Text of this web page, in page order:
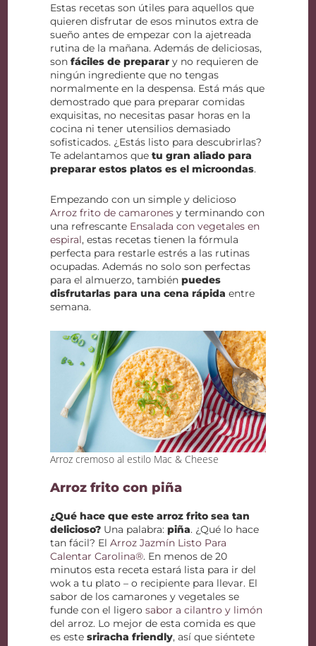
Estas recetas son útiles para aquellos que
quieren disfrutar de esos minutos extra de
sueño antes de empezar con la ajetreada
rutina de la mañana. Además de deliciosas,
sonfáciles de preparar y no requieren de
ningún ingrediente que no tengas
normalmente en la despensa. Está más que
demostrado que para preparar comidas
exquisitas, no necesitas pasar horas en la
cocina ni tener utensilios demasiado
sofisticados. ¿Estás listo para descubrirlas?
Te adelantamos quetu gran aliado para
preparar estos platos es el microondas.
Empezando con un simple y delicioso
Arroz frito de camarones y terminando con
una refrescante Ensalada con vegetales en
espiral, estas recetas tienen la fórmula
perfecta para restarle estrés a las rutinas
ocupadas. Además no solo son perfectas
para el almuerzo, tambiénpuedes
disfrutarlas para una cena rápida entre
semana.
Arroz cremoso al estilo Mac & Cheese
Arroz frito con piña
¿Qué hace que este arroz frito sea tan
delicioso? Una palabra:piña. ¿Qué lo hace
tan fácil? ElArroz Jazmín Listo Para
Calentar Carolina®. En menos de 20
minutos esta receta estará lista para ir del
wok a tu plato – o recipiente para llevar. El
sabor de los camarones y vegetales se
funde con el ligerosabor a cilantro y limón
del arroz. Lo mejor de esta comida es que
es estesriracha friendly, así que siéntete